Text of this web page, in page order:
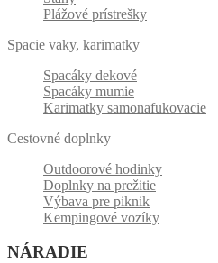
Plážové prístrešky
Spacie vaky, karimatky
Spacáky dekové
Spacáky mumie
Karimatky samonafukovacie
Cestovné doplnky
Outdoorové hodinky
Doplnky na prežitie
Výbava pre piknik
Kempingové vozíky
NÁRADIE